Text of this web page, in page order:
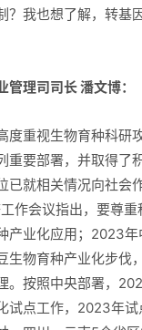
？我也想了解，转基
理司司长 潘文博：
度重视生物育种科研
重要部署，并取得了
已就相关情况向社会
作会议指出，要尊重
产业化应用；2023
生物育种产业化步伐
。按照中央部署，
试点工作，2023年